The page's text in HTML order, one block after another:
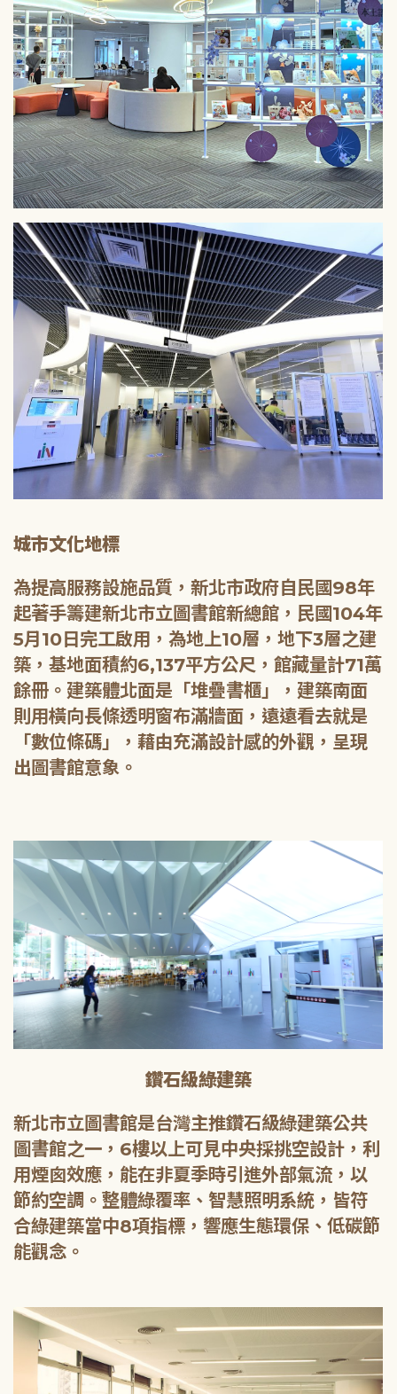
城市文化地標
為提高服務設施品質，新北市政府自民國98年
起著手籌建新北市立圖書館新總館，民國104年
5月10日完工啟用，為地上10層，地下3層之建
築，基地面積約6,137平方公尺，館藏量計71萬
餘冊。建築體北面是「堆疊書櫃」，建築南面
則用橫向長條透明窗布滿牆面，遠遠看去就是
「數位條碼」，藉由充滿設計感的外觀，呈現
出圖書館意象。
鑽石級綠建築
新北市立圖書館是台灣主推鑽石級綠建築公共
圖書館之一，6樓以上可見中央採挑空設計，利
用煙囪效應，能在非夏季時引進外部氣流，以
節約空調。整體綠覆率、智慧照明系統，皆符
合綠建築當中8項指標，響應生態環保、低碳節
能觀念。